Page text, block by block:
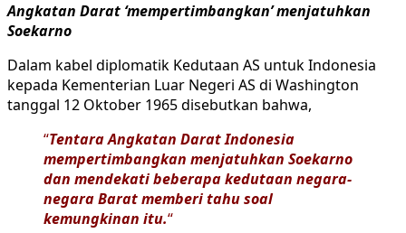
Angkatan Darat ‘mempertimbangkan’ menjatuhkan
Soekarno
Dalam kabel diplomatik Kedutaan AS untuk Indonesia
kepada Kementerian Luar Negeri AS di Washington
tanggal 12 Oktober 1965 disebutkan bahwa,
“Tentara Angkatan Darat Indonesia
mempertimbangkan menjatuhkan Soekarno
dan mendekati beberapa kedutaan negara-
negara Barat memberi tahu soal
kemungkinan itu.“